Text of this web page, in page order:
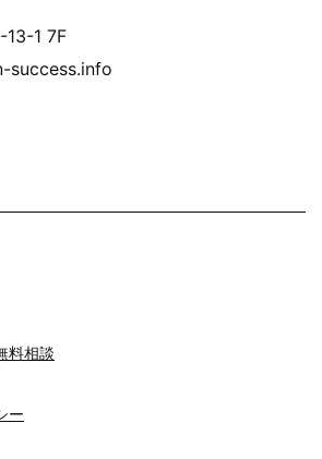
13-1 7F
success.info
料相談
ー